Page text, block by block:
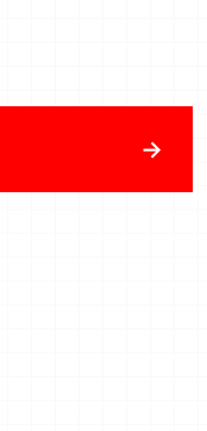
→